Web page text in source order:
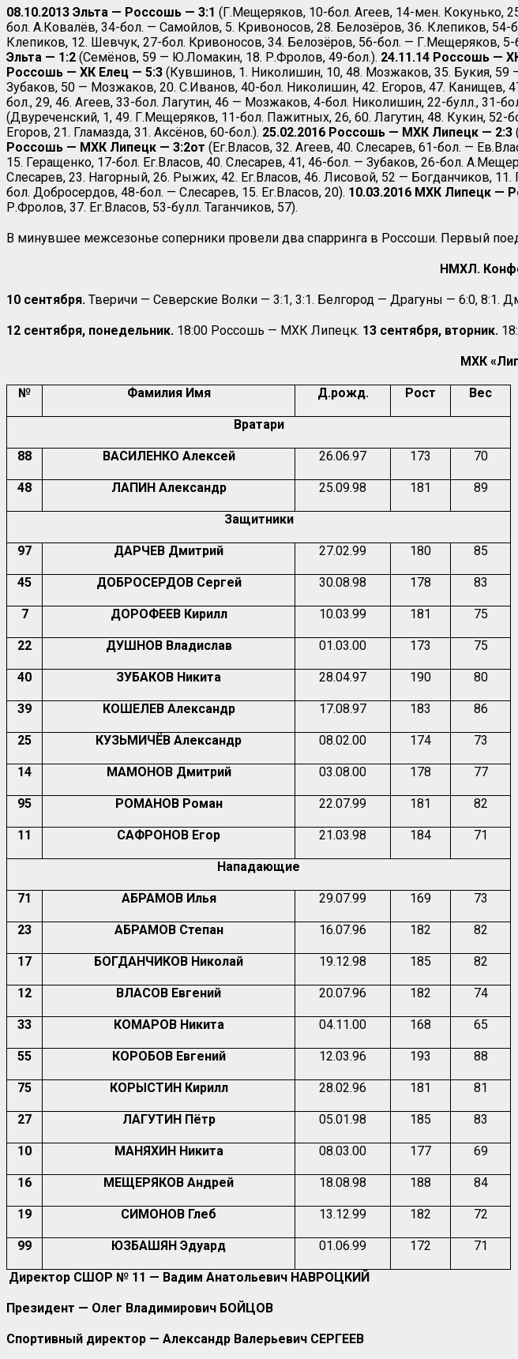
08.10.2013 Эльта — Россошь — 3:1 (Г.Мещеряков, 10-бол. Агеев, 14-мен. Кокунько,
бол. А.Ковалёв, 34-бол. — Самойлов, 5. Кривоносов, 28. Белозёров, 36. Клепиков, 54-
Клепиков, 12. Шевчук, 27-бол. Кривоносов, 34. Белозёров, 56-бол. — Г.Мещеряков,
Эльта — 1:2 (Семёнов, 59 — Ю.Ломакин, 18. Р.Фролов, 49-бол.). 24.11.14 Россошь —
Россошь — ХК Елец — 5:3 (Кувшинов, 1. Николишин, 10, 48. Мозжаков, 35. Букия, 59
Зубаков, 50 — Мозжаков, 20. С.Иванов, 40-бол. Николишин, 42. Егоров, 47. Канищев,
бол., 29, 46. Агеев, 33-бол. Лагутин, 46 — Мозжаков, 4-бол. Николишин, 22-булл., 31-
(Двуреченский, 1, 49. Г.Мещеряков, 11-бол. Пажитных, 26, 60. Лагутин, 48. Кукин, 52-
Егоров, 21. Гламазда, 31. Аксёнов, 60-бол.). 25.02.2016 Россошь — МХК Липецк — 2:3
Россошь — МХК Липецк — 3:2от (Ег.Власов, 32. Агеев, 40. Слесарев, 61-бол. —
15. Геращенко, 17-бол. Ег.Власов, 40. Слесарев, 41, 46-бол. — Зубаков, 26-бол.
Слесарев, 23. Нагорный, 26. Рыжих, 42. Ег.Власов, 46. Лисовой, 52 — Богданчиков,
бол. Добросердов, 48-бол. — Слесарев, 15. Ег.Власов, 20). 10.03.2016 МХК Липецк —
Р.Фролов, 37. Ег.Власов, 53-булл. Таганчиков, 57).
В минувшее межсезонье соперники провели два спарринга в Россоши. Первый
НМХЛ.
10 сентября. Тверичи — Северские Волки — 3:1, 3:1. Белгород — Драгуны — 6:0, 8:1.
12 сентября, понедельник. 18:00 Россошь — МХК Липецк. 13 сентября, вторник.
МХК
№ Фамилия Имя Д.рожд. Рост Вес
Вратари
88 ВАСИЛЕНКО Алексей 26.06.97 173 70
48 ЛАПИН Александр 25.09.98 181 89
Защитники
97 ДАРЧЕВ Дмитрий 27.02.99 180 85
45 ДОБРОСЕРДОВ Сергей 30.08.98 178 83
7 ДОРОФЕЕВ Кирилл 10.03.99 181 75
22 ДУШНОВ Владислав 01.03.00 173 75
40 ЗУБАКОВ Никита 28.04.97 190 80
39 КОШЕЛЕВ Александр 17.08.97 183 86
25 КУЗЬМИЧЁВ Александр 08.02.00 174 73
14 МАМОНОВ Дмитрий 03.08.00 178 77
95 РОМАНОВ Роман 22.07.99 181 82
11 САФРОНОВ Егор 21.03.98 184 71
Нападающие
71 АБРАМОВ Илья 29.07.99 169 73
23 АБРАМОВ Степан 16.07.96 182 82
17 БОГДАНЧИКОВ Николай 19.12.98 185 82
12 ВЛАСОВ Евгений 20.07.96 182 74
33 КОМАРОВ Никита 04.11.00 168 65
55 КОРОБОВ Евгений 12.03.96 193 88
75 КОРЫСТИН Кирилл 28.02.96 181 81
27 ЛАГУТИН Пётр 05.01.98 185 83
10 МАНЯХИН Никита 08.03.00 177 69
16 МЕЩЕРЯКОВ Андрей 18.08.98 188 84
19 СИМОНОВ Глеб 13.12.99 182 72
99 ЮЗБАШЯН Эдуард 01.06.99 172 71
Директор СШОР № 11 — Вадим Анатольевич НАВРОЦКИЙ
Президент — Олег Владимирович БОЙЦОВ
Спортивный директор — Александр Валерьевич СЕРГЕЕВ